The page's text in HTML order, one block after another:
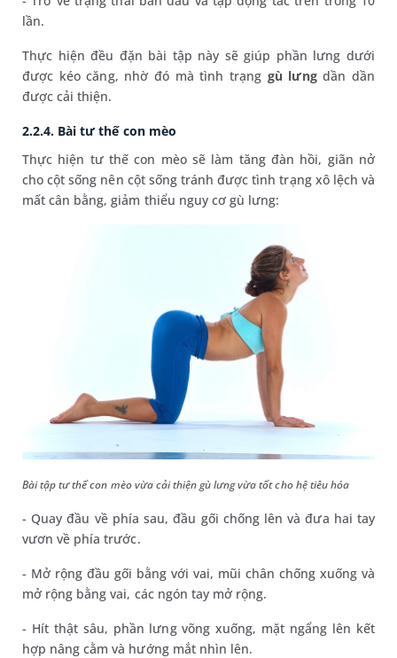
lần.
Thực hiện đều đặn bài tập này sẽ giúp phần lưng dưới
được kéo căng, nhờ đó mà tình trạng gù lưngdần dần
được cải thiện.
2.2.4. Bài tư thế con mèo
Thực hiện tư thế con mèo sẽ làm tăng đàn hồi, giãn nở
cho cột sống nên cột sống tránh được tình trạng xô lệch và
mất cân bằng, giảm thiểu nguy cơ gù lưng:
Bài tập tư thế con mèo vừa cải thiện gù lưng vừa tốt cho hệ tiêu hóa
- Quay đầu về phía sau, đầu gối chống lên và đưa hai tay
vươn về phía trước.
- Mở rộng đầu gối bằng với vai, mũi chân chống xuống và
mở rộng bằng vai, các ngón tay mở rộng.
- Hít thật sâu, phần lưng võng xuống, mặt ngẩng lên kết
hợp nâng cằm và hướng mắt nhìn lên.